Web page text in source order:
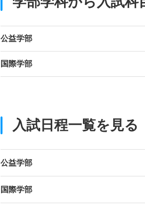
公益学部
国際学部
入試日程一覧を見る
公益学部
国際学部